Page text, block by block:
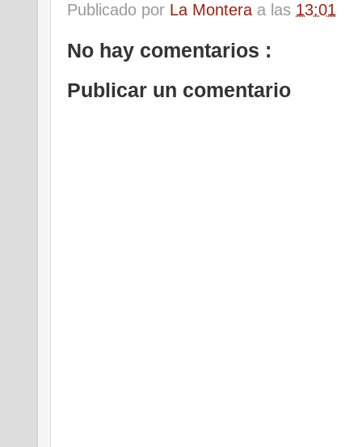
Publicado por La Montera a las 13:01
No hay comentarios :
Publicar un comentario